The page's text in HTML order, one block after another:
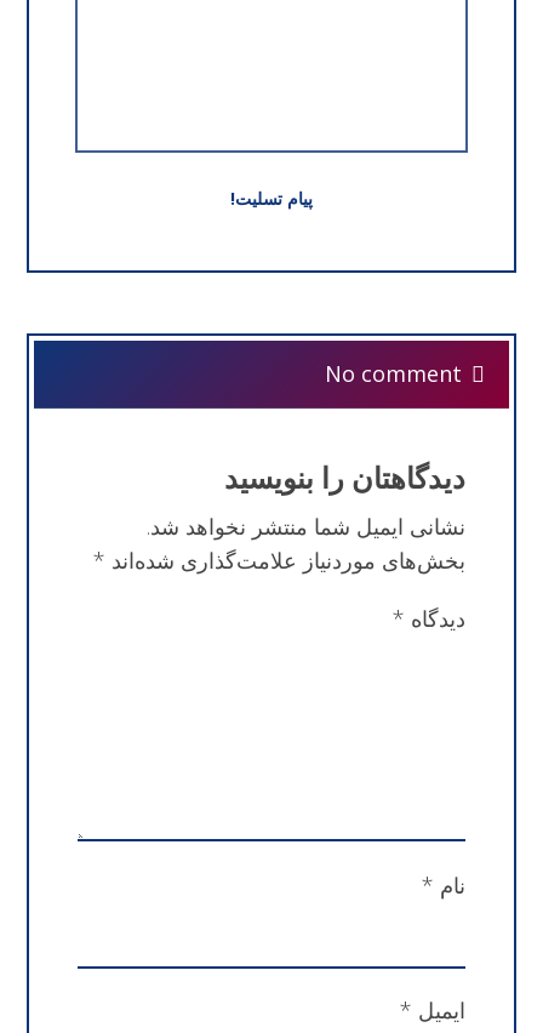
پیام تسلیت!
No comment
دیدگاهتان را بنویسید
نشانی ایمیل شما منتشر نخواهد شد.
بخش‌های موردنیاز علامت‌گذاری شده‌اند *
دیدگاه *
نام *
ایمیل *